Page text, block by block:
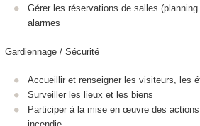
Gérer les réservations de salles
alarmes
Gardiennage / Sécurité
Accueillir et renseigner les visiteurs, les
Surveiller les lieux et les biens
Participer à la mise en œuvre des